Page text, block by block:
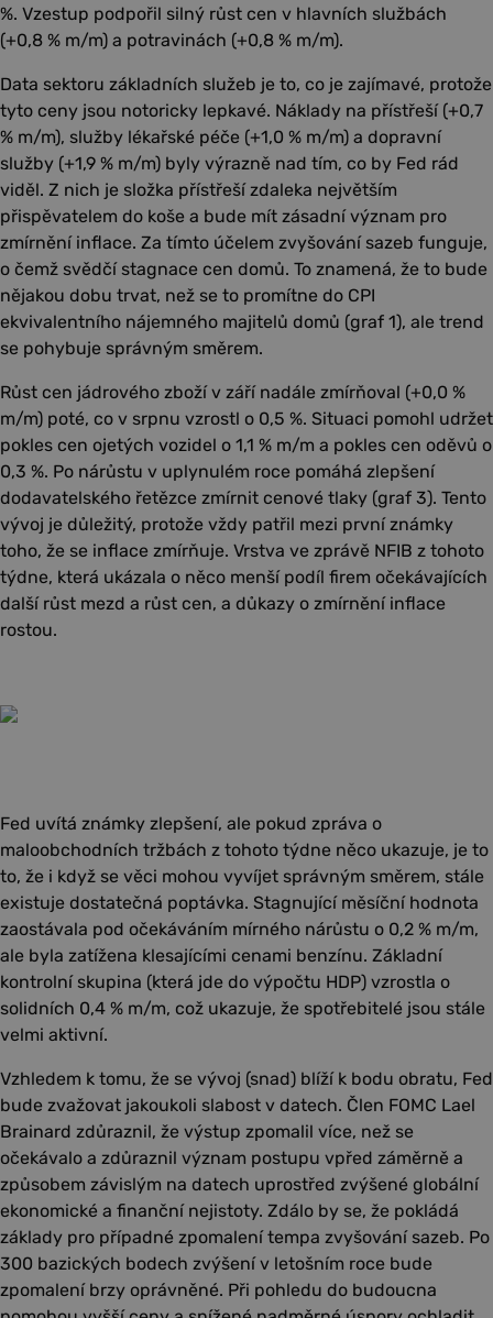
%. Vzestup podpořil silný růst cen v hlavních službách
(+0,8 % m/m) a potravinách (+0,8 % m/m).
Data sektoru základních služeb je to, co je zajímavé, protože
tyto ceny jsou notoricky lepkavé. Náklady na přístřeší (+0,7
% m/m), služby lékařské péče (+1,0 % m/m) a dopravní
služby (+1,9 % m/m) byly výrazně nad tím, co by Fed rád
viděl. Z nich je složka přístřeší zdaleka největším
přispěvatelem do koše a bude mít zásadní význam pro
zmírnění inflace. Za tímto účelem zvyšování sazeb funguje,
o čemž svědčí stagnace cen domů. To znamená, že to bude
nějakou dobu trvat, než se to promítne do CPI
ekvivalentního nájemného majitelů domů (graf 1), ale trend
se pohybuje správným směrem.
Růst cen jádrového zboží v září nadále zmírňoval (+0,0 %
m/m) poté, co v srpnu vzrostl o 0,5 %. Situaci pomohl udržet
pokles cen ojetých vozidel o 1,1 % m/m a pokles cen oděvů o
0,3 %. Po nárůstu v uplynulém roce pomáhá zlepšení
dodavatelského řetězce zmírnit cenové tlaky (graf 3). Tento
vývoj je důležitý, protože vždy patřil mezi první známky
toho, že se inflace zmírňuje. Vrstva ve zprávě NFIB z tohoto
týdne, která ukázala o něco menší podíl firem očekávajících
další růst mezd a růst cen, a důkazy o zmírnění inflace
rostou.
Fed uvítá známky zlepšení, ale pokud zpráva o
maloobchodních tržbách z tohoto týdne něco ukazuje, je to
to, že i když se věci mohou vyvíjet správným směrem, stále
existuje dostatečná poptávka. Stagnující měsíční hodnota
zaostávala pod očekáváním mírného nárůstu o 0,2 % m/m,
ale byla zatížena klesajícími cenami benzínu. Základní
kontrolní skupina (která jde do výpočtu HDP) vzrostla o
solidních 0,4 % m/m, což ukazuje, že spotřebitelé jsou stále
velmi aktivní.
Vzhledem k tomu, že se vývoj (snad) blíží k bodu obratu, Fed
bude zvažovat jakoukoli slabost v datech. Člen FOMC Lael
Brainard zdůraznil, že výstup zpomalil více, než se
očekávalo a zdůraznil význam postupu vpřed záměrně a
způsobem závislým na datech uprostřed zvýšené globální
ekonomické a finanční nejistoty. Zdálo by se, že pokládá
základy pro případné zpomalení tempa zvyšování sazeb. Po
300 bazických bodech zvýšení v letošním roce bude
zpomalení brzy oprávněné. Při pohledu do budoucna